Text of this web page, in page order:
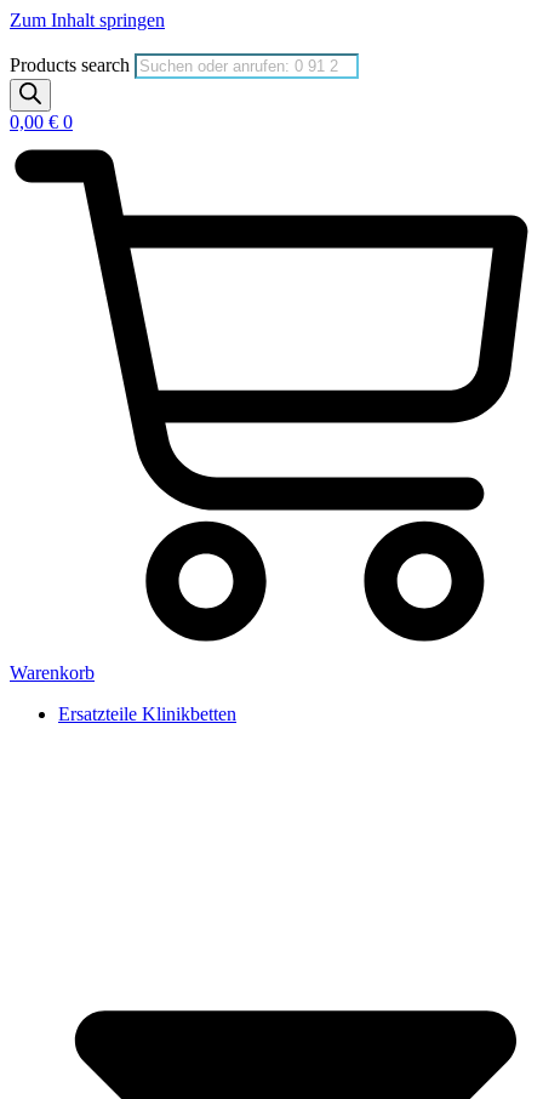
Zum Inhalt springen
Products search
0,00 € 0
Warenkorb
Ersatzteile Klinikbetten